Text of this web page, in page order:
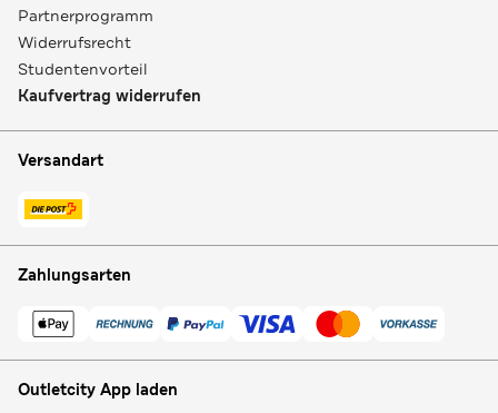
Partnerprogramm
Widerrufsrecht
Studentenvorteil
Kaufvertrag widerrufen
Versandart
Zahlungsarten
Outletcity App laden